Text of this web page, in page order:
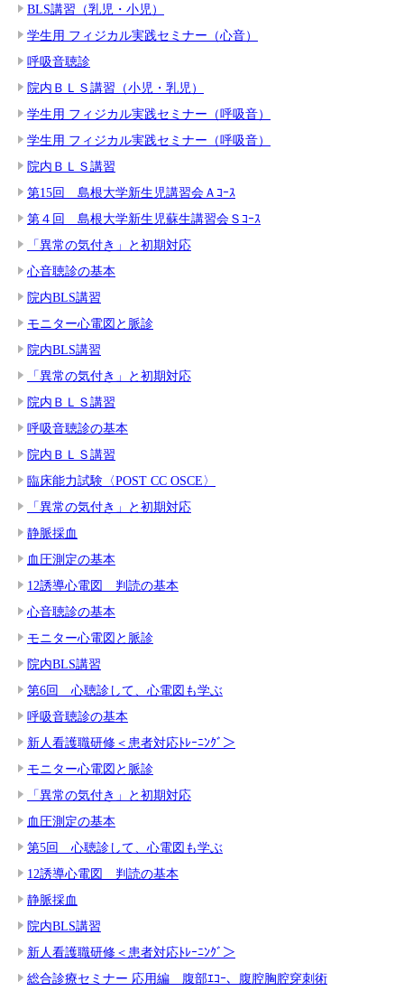
BLS講習（乳児・小児）
学生用 フィジカル実践セミナー（心音）
呼吸音聴診
院内ＢＬＳ講習（小児・乳児）
学生用 フィジカル実践セミナー（呼吸音）
学生用 フィジカル実践セミナー（呼吸音）
院内ＢＬＳ講習
第15回 島根大学新生児講習会Ａｺｰｽ
第４回 島根大学新生児蘇生講習会Ｓｺｰｽ
「異常の気付き」と初期対応
心音聴診の基本
院内BLS講習
モニター心電図と脈診
院内BLS講習
「異常の気付き」と初期対応
院内ＢＬＳ講習
呼吸音聴診の基本
院内ＢＬＳ講習
臨床能力試験〈POST CC OSCE〉
「異常の気付き」と初期対応
静脈採血
血圧測定の基本
12誘導心電図 判読の基本
心音聴診の基本
モニター心電図と脈診
院内BLS講習
第6回 心聴診して、心電図も学ぶ
呼吸音聴診の基本
新人看護職研修＜患者対応ﾄﾚｰﾆﾝｸﾞ＞
モニター心電図と脈診
「異常の気付き」と初期対応
血圧測定の基本
第5回 心聴診して、心電図も学ぶ
12誘導心電図 判読の基本
静脈採血
院内BLS講習
新人看護職研修＜患者対応ﾄﾚｰﾆﾝｸﾞ＞
総合診療セミナー 応用編 腹部ｴｺｰ、腹腔胸腔穿刺術